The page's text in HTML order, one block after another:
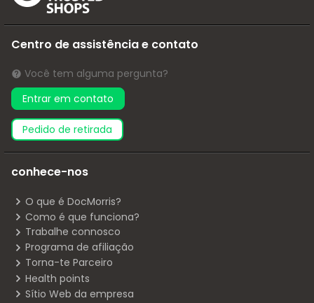
Centro de assistência e contato
Você tem alguma pergunta?
Entrar em contato
pedido de retirada
conhece-nos
O que é DocMorris?
Como é que funciona?
Trabalhe connosco
Programa de afiliação
Torna-te Parceiro
Health points
Sítio Web da empresa